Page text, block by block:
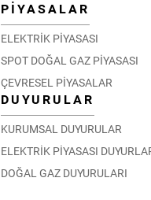
PİYASALAR
ELEKTRİK PİYASASI
SPOT DOĞAL GAZ PİYASASI
ÇEVRESEL PİYASALAR
DUYURULAR
KURUMSAL DUYURULAR
ELEKTRİK PİYASASI
DOĞAL GAZ DUYURULARI